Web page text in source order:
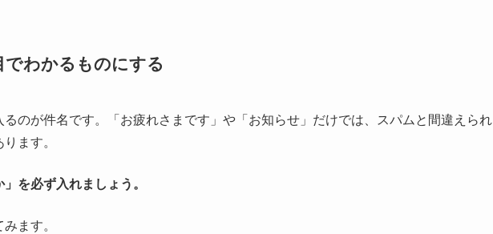
わかるものにする
のが件名です。「お疲れさまです」や「お知らせ」だけでは、スパムと間違えられ
ます。
を必ず入れましょう。
ます。